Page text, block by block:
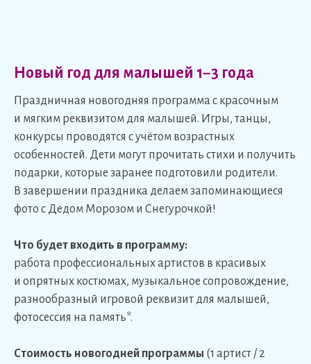
Новый год для малышей 1−3 года
Праздничная новогодняя программа с красочным
и мягким реквизитом для малышей. Игры, танцы,
конкурсы проводятся с учётом возрастных
особенностей. Дети могут прочитать стихи и получить
подарки, которые заранее подготовили родители.
В завершении праздника делаем запоминающиеся
фото с Дедом Морозом и Снегурочкой!
Что будет входить в программу:
работа профессиональных артистов в красивых
и опрятных костюмах, музыкальное сопровождение,
разнообразный игровой реквизит для малышей,
фотосессия на память*.
Стоимость новогодней программы (1 артист / 2